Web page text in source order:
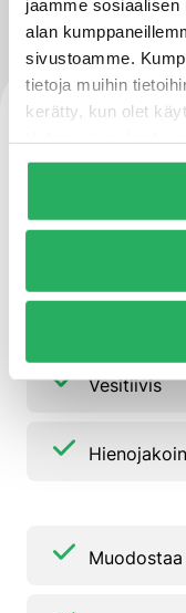
jaamme
alan
sivustoamme.
tietoja muihin
kerätty, kun olet
Vesitiivis